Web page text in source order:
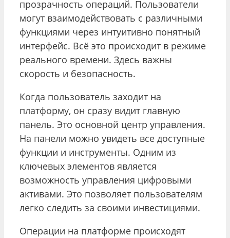
прозрачность операций. Пользователи
могут взаимодействовать с различными
функциями через интуитивно понятный
интерфейс. Всё это происходит в режиме
реального времени. Здесь важны
скорость и безопасность.
Когда пользователь заходит на
платформу, он сразу видит главную
панель. Это основной центр управления.
На панели можно увидеть все доступные
функции и инструменты. Одним из
ключевых элементов является
возможность управления цифровыми
активами. Это позволяет пользователям
легко следить за своими инвестициями.
Операции на платформе происходят